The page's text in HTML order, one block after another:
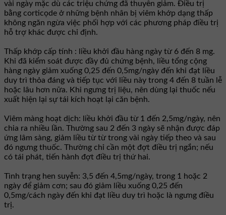
vài ngày mặc dù các triệu chứng đã thuyên giảm. Ðiều trị
bằng corticọde ở những bệnh nhân bị viêm khớp dạng thấp
không ngăn ngừa việc phối hợp với các phương pháp điều trị
hỗ trợ khác được chỉ định.
Thấp khớp cấp tính : liều khởi đầu hàng ngày từ 6 đến 8 mg.
Khi đã kiểm soát được đầy đủ chứng bệnh, liều tổng cộng
hàng ngày giảm xuống 0,25 đến 0,5mg/ngày đến khi đạt liều
duy trì thỏa đáng và tiếp tục với liều này trong 4 đến 8 tuần lễ
hoặc lâu hơn nữa. Khi ngưng trị liệu, nên dùng lại thuốc nếu
xuất hiện lại sự tái kích hoạt lại căn bệnh.
Viêm màng hoạt dịch: liều khởi đầu từ 1 đến 2,5mg/ngày, nên
chia ra nhiều lần. Thường sau 2 đến 3 ngày sẽ nhận được đáp
ứng lâm sàng, giảm liều từ từ trong vài ngày tiếp theo và sau
đó ngưng thuốc. Thường chỉ cần một đợt điều trị ngắn; nếu
có tái phát, tiến hành đợt điều trị thứ hai.
Tình trạng hen suyễn: 3,5 đến 4,5mg/ngày, trong 1 hoặc 2
ngày để giảm cơn; sau đó giảm liều xuống 0,25 đến
0,5mg/cách ngày đến khi đạt liều duy trì hoặc là ngưng điều
trị.